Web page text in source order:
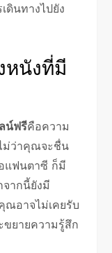
ดินทางไปยัง
หนังที่มี
น์ฟรีคือความ
ม่ว่าคุณจะชื่น
แฟนตาซี ก็มี
ากนี้ยังมี
ณอาจไม่เคยรับ
ยายความรู้สึก